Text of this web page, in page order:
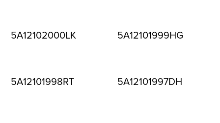
5A12102000LK 5A12101999HG
5A12101998RT 5A12101997DH